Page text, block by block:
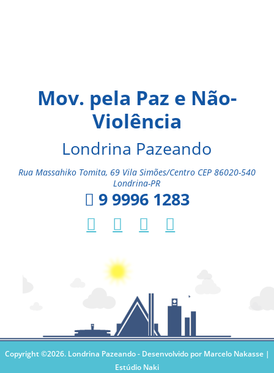
Mov. pela Paz e Não-
Violência
Londrina Pazeando
Rua Massahiko Tomita, 69 Vila Simões/Centro CEP 86020-540
Londrina-PR
9 9996 1283
Copyright ©2026. Londrina Pazeando - Desenvolvido por Marcelo Nakasse |
Estúdio Naki